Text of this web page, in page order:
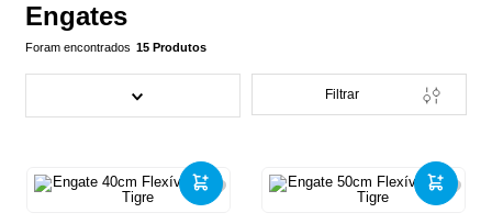
Engates
15 Produtos
Filtrar
9º chuveiro
10º 1